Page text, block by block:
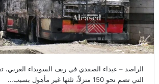
الراصد – غيداء الصفدي في ريف السويداء الغربي،
التي تضم نحو 150 منزلاً، ثلثها غير مأهول بسبب…